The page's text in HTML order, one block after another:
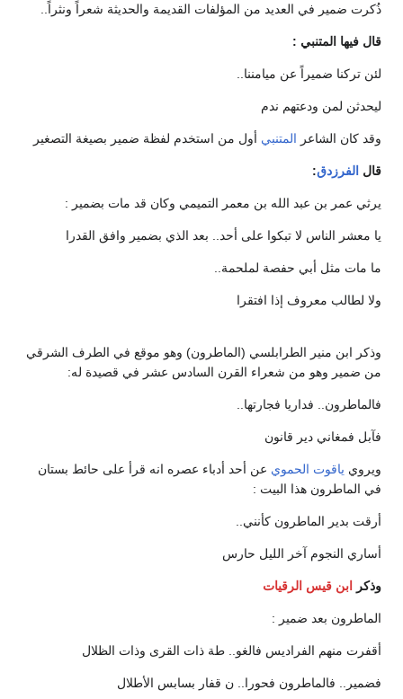
ذُكرت ضمير في العديد من المؤلفات القديمة والحديثة شعراً ونثراً..
قال فيها المتنبي :
لئن تركنا ضميراً عن ميامننا..
ليحدثن لمن ودعتهم ندم
وقد كان الشاعر المتنبي أول من استخدم لفظة ضمير بصيغة التصغير
قال الفرزدق:
يرثي عمر بن عبد الله بن معمر التميمي وكان قد مات بضمير :
يا معشر الناس لا تبكوا على أحد.. بعد الذي بضمير وافق القدرا
ما مات مثل أبي حفصة لملحمة..
ولا لطالب معروف إذا افتقرا
وذكر ابن منير الطرابلسي (الماطرون) وهو موقع في الطرف الشرقي
من ضمير وهو من شعراء القرن السادس عشر في قصيدة له:
فالماطرون.. فداريا فجارتها..
فآبل فمغاني دير قانون
ويروي ياقوت الحموي عن أحد أدباء عصره انه قرأ على حائط بستان
في الماطرون هذا البيت :
أرقت بدير الماطرون كأنني..
أساري النجوم آخر الليل حارس
وذكر ابن قيس الرقيات
الماطرون بعد ضمير :
أقفرت منهم الفراديس فالغو.. طة ذات القرى وذات الظلال
فضمير.. فالماطرون فحورا.. ن قفار بسابس الأطلال